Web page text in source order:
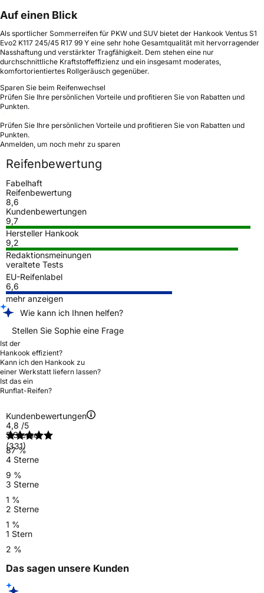
Auf einen Blick
Als sportlicher Sommerreifen für PKW und SUV bietet der Hankook Ventus S1
Evo2 K117 245/45 R17 99 Y eine sehr hohe Gesamtqualität mit hervorragender
Nasshaftung und verstärkter Tragfähigkeit. Dem stehen eine nur
durchschnittliche Kraftstoffeffizienz und ein insgesamt moderates,
komfortorientiertes Rollgeräusch gegenüber.
Sparen Sie beim Reifenwechsel
Prüfen Sie Ihre persönlichen Vorteile und profitieren Sie von Rabatten und
Punkten.
Prüfen Sie Ihre persönlichen Vorteile und profitieren Sie von Rabatten und
Punkten.
Anmelden, um noch mehr zu sparen
Reifenbewertung
Fabelhaft
Reifenbewertung
8,6
Kundenbewertungen
9,7
Hersteller Hankook
9,2
Redaktionsmeinungen
veraltete Tests
EU-Reifenlabel
6,6
mehr anzeigen
Wie kann ich Ihnen helfen?
Stellen Sie Sophie eine Frage
Ist der
Hankook effizient?
Kann ich den Hankook zu
einer Werkstatt liefern lassen?
Ist das ein
Runflat-Reifen?
Kundenbewertungen
4,8 /5
(331)
5 Sterne
87 %
4 Sterne
9 %
3 Sterne
1 %
2 Sterne
1 %
1 Stern
2 %
Das sagen unsere Kunden